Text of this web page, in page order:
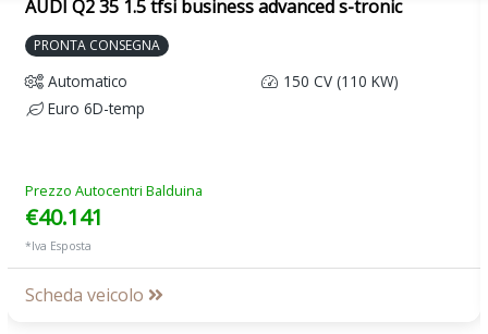
AUDI Q2 35 1.5 tfsi business advanced s-tronic
PRONTA CONSEGNA
Automatico
150 CV (110 KW)
Euro 6D-temp
Prezzo Autocentri Balduina
€40.141
*Iva Esposta
Scheda veicolo